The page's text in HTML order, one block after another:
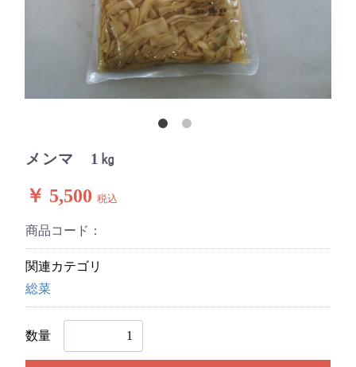
メンマ 1㎏
￥ 5,500 税込
商品コード：
関連カテゴリ
総菜
数量